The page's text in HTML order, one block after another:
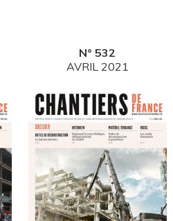
N° 532
AVRIL 2021